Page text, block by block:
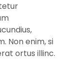
Non enim, si
ortus illinc.